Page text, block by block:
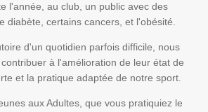
l'année, au club, un public avec des
diabète, certains cancers, et l'obésité.
d'un quotidien parfois difficile, nous
à l'amélioration de leur état de
et la pratique adaptée de notre sport.
aux Adultes, que vous pratiquiez le